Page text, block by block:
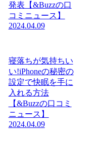
発表【&Buzzの口
コミニュース】
2024.04.09
寝落ちが気持ちい
い!iPhoneの秘密の
設定で快眠を手に
入れる方法
【&Buzzの口コミ
ニュース】
2024.04.09